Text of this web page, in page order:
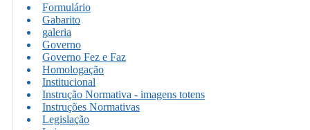
Formulário
Gabarito
galeria
Governo
Governo Fez e Faz
Homologação
Institucional
Instrução Normativa - imagens totens
Instruções Normativas
Legislação